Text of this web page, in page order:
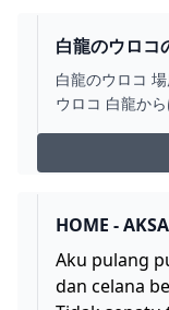
白龍のウロコ
白龍のウロコ
ウロコ 白龍か
HOME -
Aku pulang
dan celana